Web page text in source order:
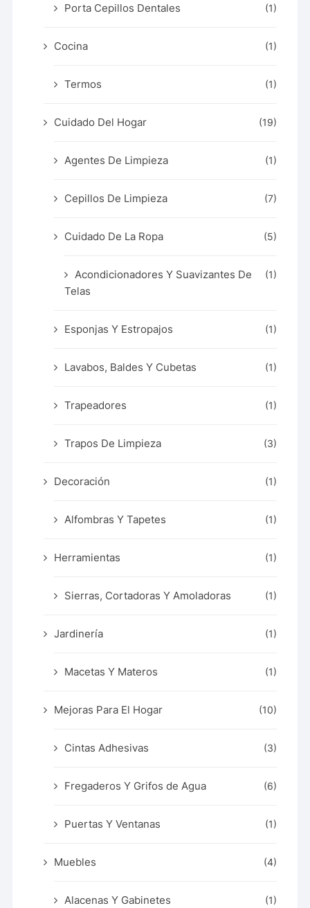
Porta Cepillos Dentales (1)
Cocina (1)
Termos (1)
Cuidado Del Hogar (19)
Agentes De Limpieza (1)
Cepillos De Limpieza (7)
Cuidado De La Ropa (5)
Acondicionadores Y Suavizantes De
Telas
(1)
Esponjas Y Estropajos (1)
Lavabos, Baldes Y Cubetas (1)
Trapeadores (1)
Trapos De Limpieza (3)
Decoración (1)
Alfombras Y Tapetes (1)
Herramientas (1)
Sierras, Cortadoras Y Amoladoras (1)
Jardinería (1)
Macetas Y Materos (1)
Mejoras Para El Hogar (10)
Cintas Adhesivas (3)
Fregaderos Y Grifos de Agua (6)
Puertas Y Ventanas (1)
Muebles (4)
Alacenas Y Gabinetes (1)